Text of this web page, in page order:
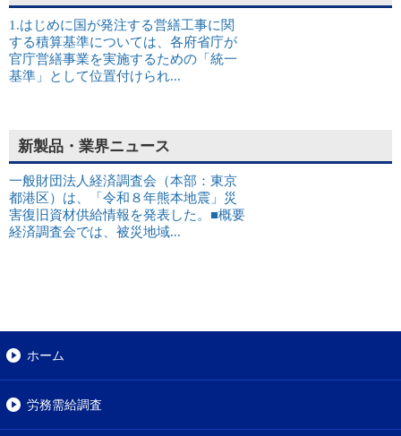
1.はじめに国が発注する営繕工事に関
する積算基準については、各府省庁が
官庁営繕事業を実施するための「統一
基準」として位置付けられ...
新製品・業界ニュース
一般財団法人経済調査会（本部：東京
都港区）は、「令和８年熊本地震」災
害復旧資材供給情報を発表した。■概要
経済調査会では、被災地域...
ホーム
労務需給調査